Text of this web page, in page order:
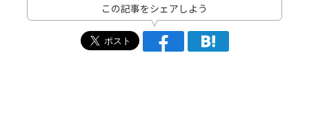
この記事をシェアしよう